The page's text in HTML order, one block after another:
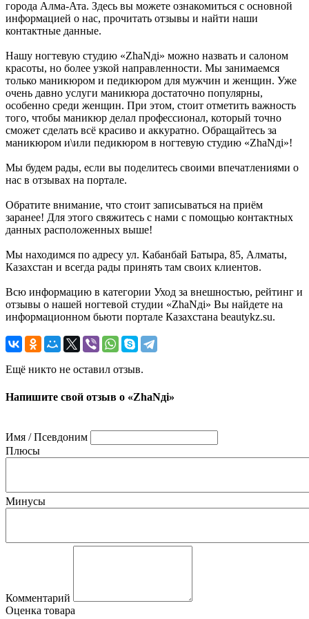
города Алма-Ата. Здесь вы можете ознакомиться с основной
информацией о нас, прочитать отзывы и найти наши
контактные данные.
Нашу ногтевую студию «ZhaNдi» можно назвать и салоном
красоты, но более узкой направленности. Мы занимаемся
только маникюром и педикюром для мужчин и женщин. Уже
очень давно услуги маникюра достаточно популярны,
особенно среди женщин. При этом, стоит отметить важность
того, чтобы маникюр делал профессионал, который точно
сможет сделать всё красиво и аккуратно. Обращайтесь за
маникюром и\или педикюром в ногтевую студию «ZhaNдi»!
Мы будем рады, если вы поделитесь своими впечатлениями о
нас в отзывах на портале.
Обратите внимание, что стоит записываться на приём
заранее! Для этого свяжитесь с нами с помощью контактных
данных расположенных выше!
Мы находимся по адресу ул. Кабанбай Батыра, 85, Алматы,
Казахстан и всегда рады принять там своих клиентов.
Всю информацию в категории Уход за внешностью, рейтинг и
отзывы о нашей ногтевой студии «ZhaNдi» Вы найдете на
информационном бьюти портале Казахстана beautykz.su.
Ещё никто не оставил отзыв.
Напишите свой отзыв о «ZhaNдi»
Имя / Псевдоним
Плюсы
Минусы
Комментарий
Оценка товара